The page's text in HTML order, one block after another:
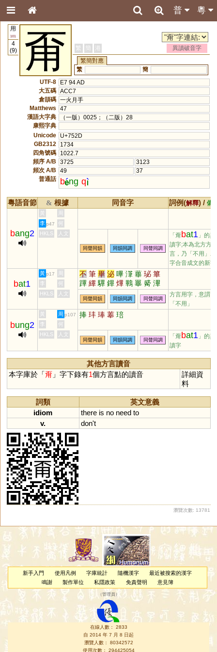
粵
普
用
101
4
(9)
甭 繁 簡 港
異讀破音字
繁簡對應
繁
簡
UTF-8
E7 94 AD
大五碼 ACC7
倉頡碼 一火月手
Matthews
47
漢語大字典
（一版）0025；（二版）28
康熙字典
Unicode
U+752D
GB2312
1734
四角號碼
1022.7
頻序 A/B
3725
3123
頻次 A/B
49
37
普通話
b ng q
粵語音節 & 根據 同音字 詞例(解釋) / 備
bang2
黃
周
李 p47
何
HKLS
人文
同聲同韻 同韻同調 同聲同調
「甭bat1 」的異
讀字;本為北方方
言，乃「不用」二
字合音成文的新字
bat1
黃 p17 周 不 筆 畢 泌 嗶 潷 蓽 珌 篳
蹕 縪 驆 鏎 熚 鷝 罼 觱 滭
彃 吥
李
何
HKLS
人文
同聲同韻 同韻同調 同聲同調
方言用字，意謂
「不用」
bung2
黃 周 p107 捧 玤 琫 菶 琣
李
何
HKLS
人文
同聲同韻 同韻同調 同聲同調
「甭bat1 」的異
讀字
其他方言讀音
本字庫於「 甭 」字下錄有1個方言點的讀音
詳細資
料
詞類
英文意義
idiom
there is no need to
v.
don't
瀏覽次數: 13781
新手入門 使用凡例 字庫統計 隨機漢字
最近被搜索的漢字
鳴謝
製作單位 私隱政策 免責聲明 意見簿
（管理員 ）
在線人數： 2833
自 2014 年 7 月 8 日起
瀏覽人數： 80342572
使用次數： 294425054